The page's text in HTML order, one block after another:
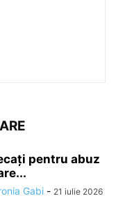
pentru abuz
Gabi - 21 iulie 2026